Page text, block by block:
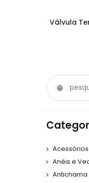
Válvula
Acessórios
Anéis e
Antichama